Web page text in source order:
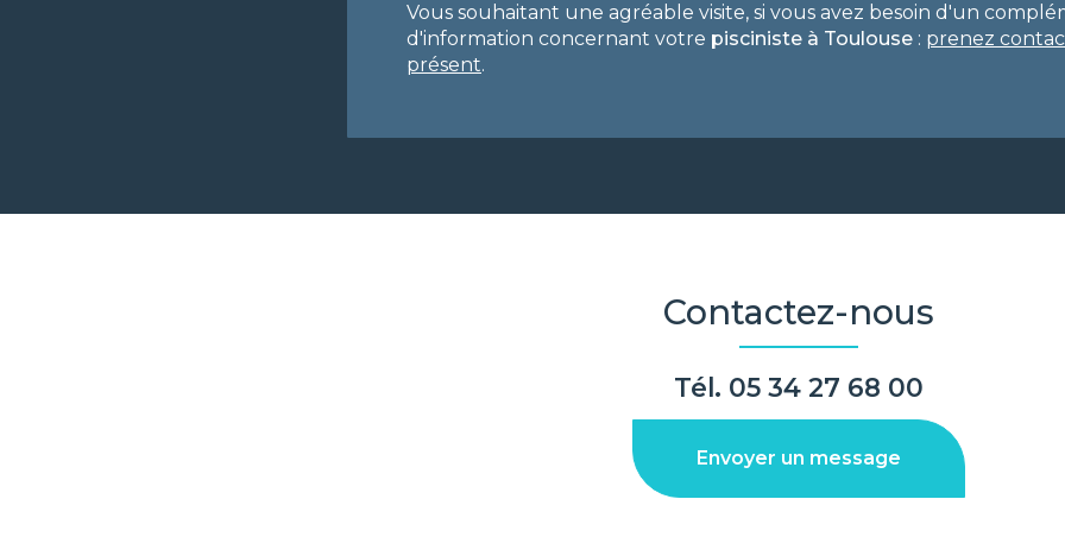
Vous souhaitant une agréable visite, si vous avez besoin d'un
d'information concernant votre pisciniste à Toulouse : prenez
présent.
Contactez-nous
Tél. 05 34 27 68 00
Envoyer un message